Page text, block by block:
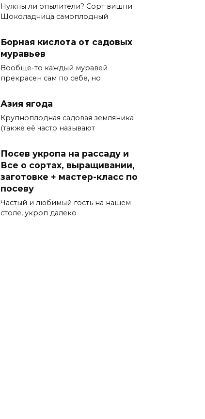
Нужны ли опылители? Сорт вишни
Шоколадница самоплодный
Борная кислота от садовых
муравьев
Вообще-то каждый муравей
прекрасен сам по себе, но
Азия ягода
Крупноплодная садовая земляника
(также её часто называют
Посев укропа на рассаду и
Все о сортах, выращивании,
заготовке + мастер-класс по
посеву
Частый и любимый гость на нашем
столе, укроп далеко